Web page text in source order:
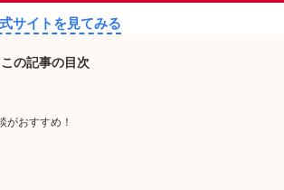
サイトを見てみる
この記事の目次
がおすすめ！